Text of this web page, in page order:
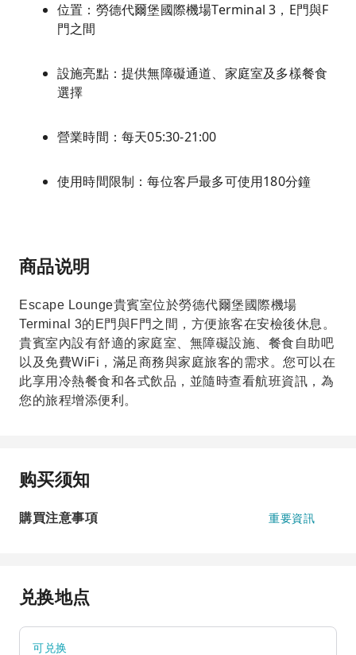
位置：勞德代爾堡國際機場Terminal 3，E門與F
門之間
設施亮點：提供無障礙通道、家庭室及多樣餐食
選擇
營業時間：每天05:30-21:00
使用時間限制：每位客戶最多可使用180分鐘
商品说明
Escape Lounge貴賓室位於勞德代爾堡國際機場
Terminal 3的E門與F門之間，方便旅客在安檢後休息。
貴賓室內設有舒適的家庭室、無障礙設施、餐食自助吧
以及免費WiFi，滿足商務與家庭旅客的需求。您可以在
此享用冷熱餐食和各式飲品，並隨時查看航班資訊，為
您的旅程增添便利。
购买须知
購買注意事項 重要資訊
兑换地点
可兑换